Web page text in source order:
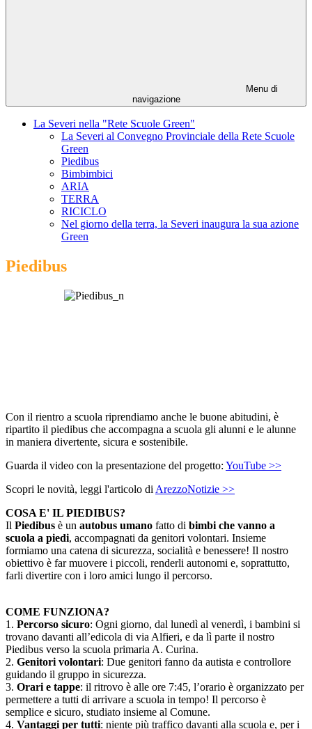
Menu di
navigazione
La Severi nella "Rete Scuole Green"
La Severi al Convegno Provinciale della Rete Scuole
Green
Piedibus
Bimbimbici
ARIA
TERRA
RICICLO
Nel giorno della terra, la Severi inaugura la sua azione
Green
Piedibus
Con il rientro a scuola riprendiamo anche le buone abitudini, è
ripartito il piedibus che accompagna a scuola gli alunni e le alunne
in maniera divertente, sicura e sostenibile.
Guarda il video con la presentazione del progetto: YouTube >>
Scopri le novità, leggi l'articolo di ArezzoNotizie >>
COSA E' IL PIEDIBUS?
Il Piedibus è un autobus umano fatto di bimbi che vanno a
scuola a piedi, accompagnati da genitori volontari. Insieme
formiamo una catena di sicurezza, socialità e benessere! Il nostro
obiettivo è far muovere i piccoli, renderli autonomi e, soprattutto,
farli divertire con i loro amici lungo il percorso.
COME FUNZIONA?
1. Percorso sicuro: Ogni giorno, dal lunedì al venerdì, i bambini si
trovano davanti all’edicola di via Alfieri, e da lì parte il nostro
Piedibus verso la scuola primaria A. Curina.
2. Genitori volontari: Due genitori fanno da autista e controllore
guidando il gruppo in sicurezza.
3. Orari e tappe: il ritrovo è alle ore 7:45, l’orario è organizzato per
permettere a tutti di arrivare a scuola in tempo! Il percorso è
semplice e sicuro, studiato insieme al Comune.
4. Vantaggi per tutti: niente più traffico davanti alla scuola e, per i